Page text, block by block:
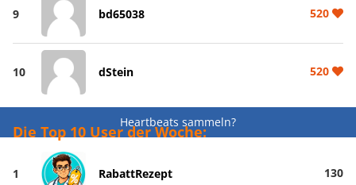
9 bd65038 520
10 dStein 520
Heartbeats sammeln?
Die Top 10 User der Woche:
1 RabattRezept 130